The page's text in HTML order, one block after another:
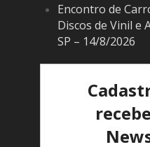
Encontro de
Discos de Vinil e
SP – 14/8/2026